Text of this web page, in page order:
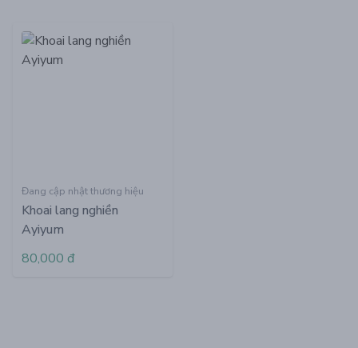
hết thì mẹ bảo quản ngăn mát tủ lạnh và cho bé dùng hết
trong vòng 24h.
Đang cập nhật thương hiệu
Khoai lang nghiền
Ayiyum
80,000 đ